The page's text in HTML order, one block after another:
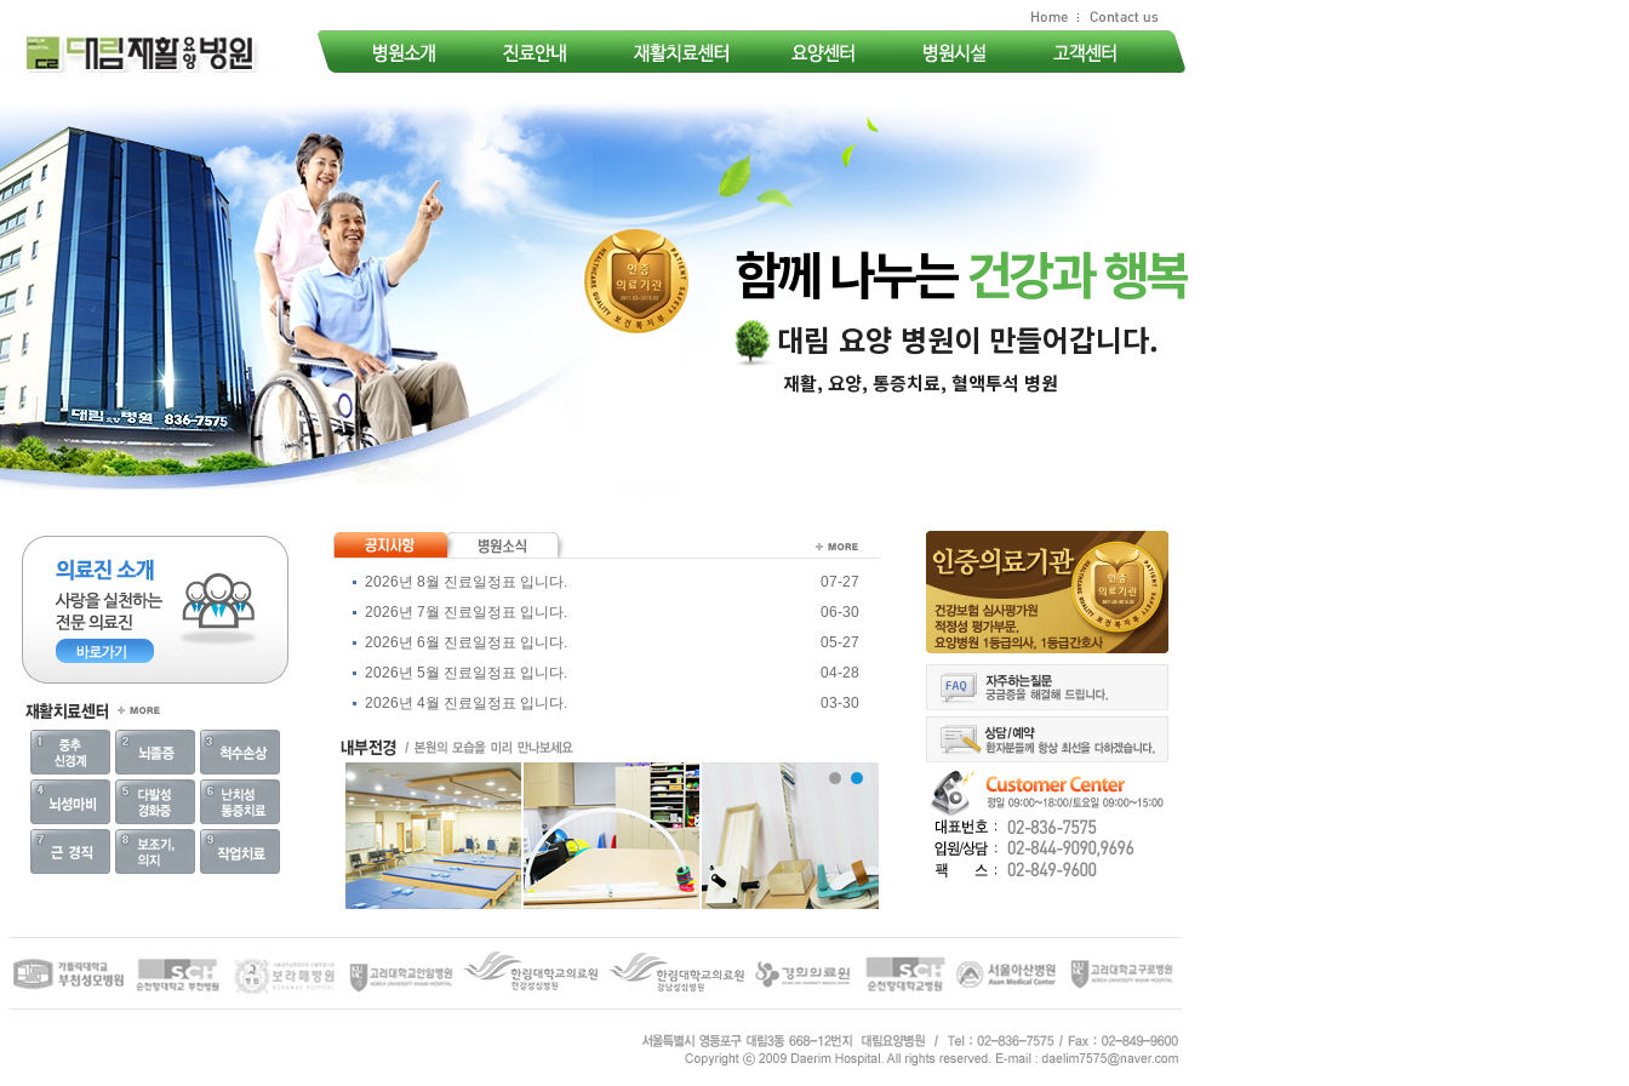
함께 나누는건강과 행복
대림 요양 병원이 만들어갑니다.
재활, 요양, 통증치료, 혈액투석 병원
2026년 8월 진료일정표 입니다.
07-27
2026년 7월 진료일정표 입니다.
06-30
2026년 6월 진료일정표 입니다.
05-27
2026년 5월 진료일정표 입니다.
04-28
2026년 4월 진료일정표 입니다.
03-30